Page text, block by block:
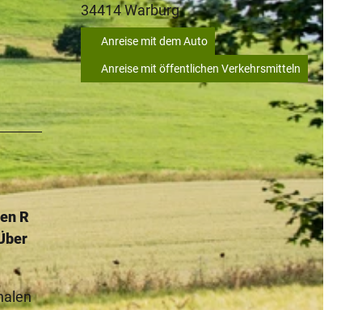
R
34414Warburg
Anreise mit dem Auto
Anreise mit öffentlichen Verkehrsmitteln